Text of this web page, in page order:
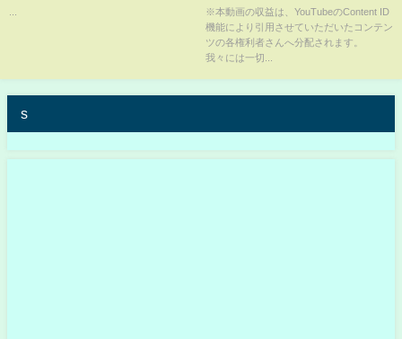
曲分析！
※本動画の収益は、YouTubeのContent ID
機能により引用させていただいたコンテン
ツの各権利者さんへ分配されます。
我々には一切...
s